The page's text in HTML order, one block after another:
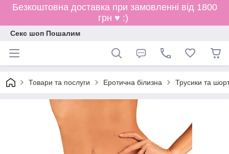
Безкоштовна доставка при замовленні від 1800
грн ♥ :)
Секс шоп Пошалим
Товари та послуги Еротична білизна Трусики та